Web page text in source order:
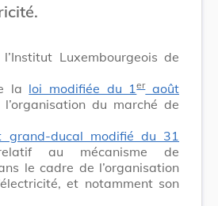
Luxembourgeois de
la loi modifiée du 1eraoût
du marché de
grand-ducal modifié du 31
au mécanisme de
le cadre de l’organisation
et notamment son